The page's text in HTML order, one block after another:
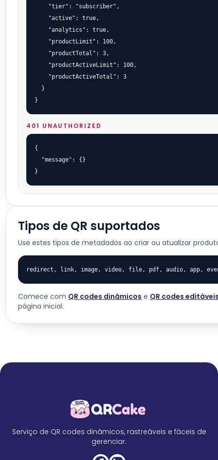
    "tier": "subscriber",
    "active": true,
    "analytics": true,
    "productLimit": 100,
    "productTotal": 3,
    "productActiveLimit": 100,
    "productActiveTotal": 3
  }
}
401 UNAUTHORIZED
{
  "message": {}
}
Tipos de QR suportados
Use estes tipos de metadados ao criar ou atualizar
redirect, link, image, video, file, pdf, audio, app,
Comece com QR codes dinâmicos e QR codes
página inicial.
Serviço de QR codes dinâmicos, rastreáveis e fáceis de
gerenciar.